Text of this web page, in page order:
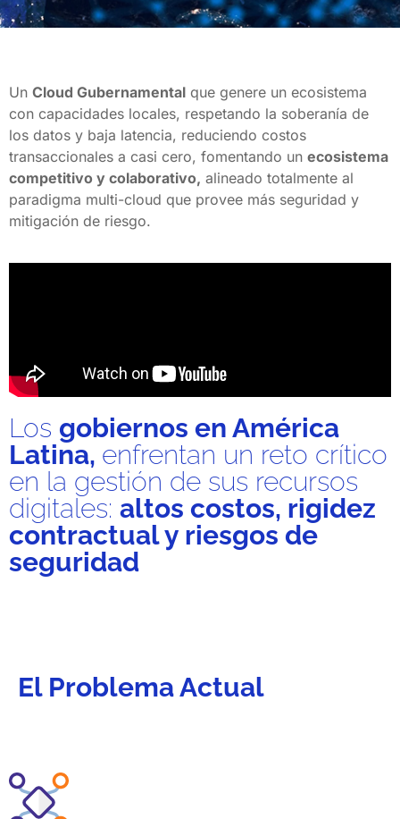
Un Cloud Gubernamental que genere un ecosistema
con capacidades locales, respetando la soberanía de
los datos y baja latencia, reduciendo costos
transaccionales a casi cero, fomentando un ecosistema
competitivo y colaborativo, alineado totalmente al
paradigma multi-cloud que provee más seguridad y
mitigación de riesgo.
Los gobiernos en América
Latina, enfrentan un reto crítico
en la gestión de sus recursos
digitales: altos costos, rigidez
contractual y riesgos de
seguridad
El Problema Actual